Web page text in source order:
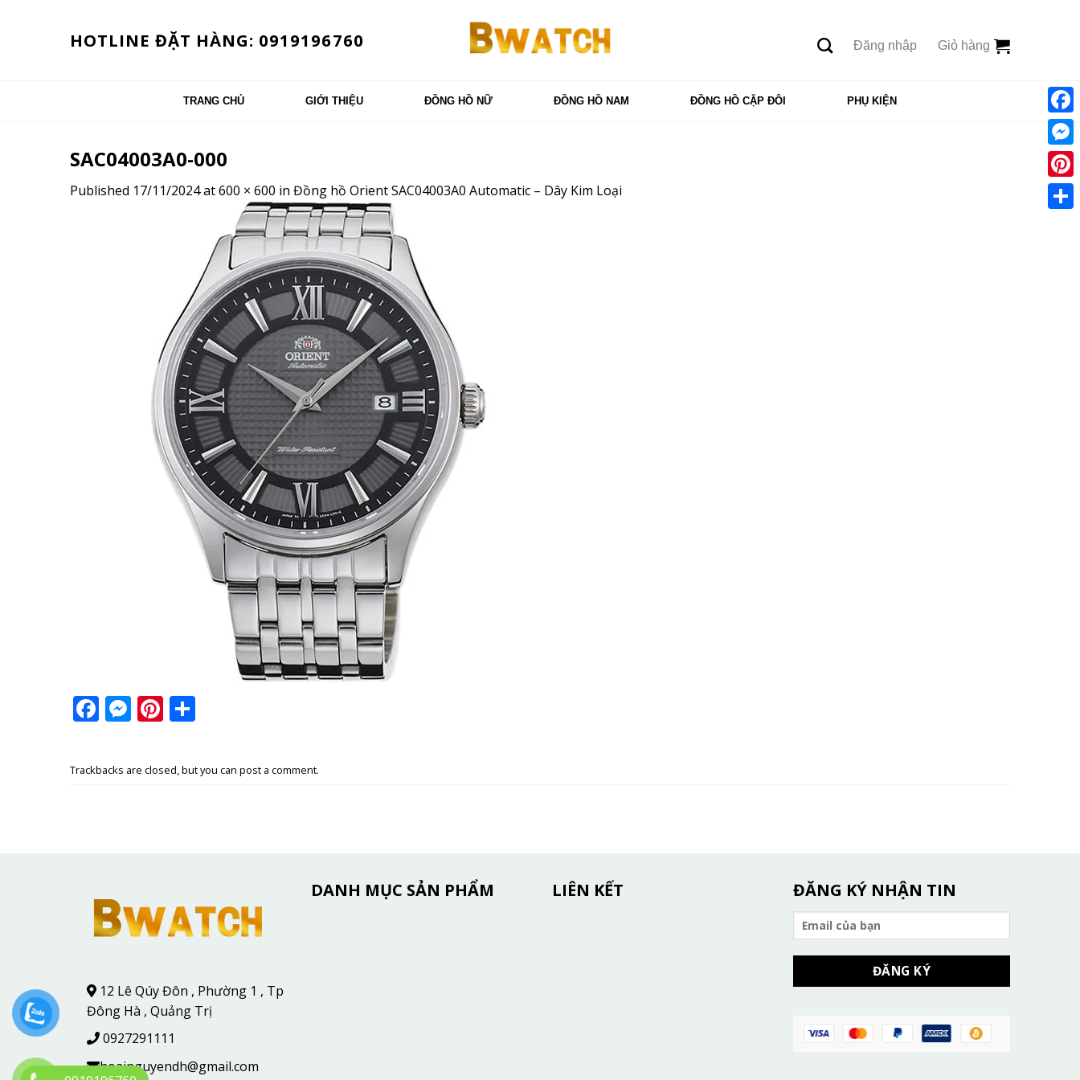
HOTLINE ĐẶT HÀNG: 0919196760 Đăng nhập Giỏ hàng
TRANG CHỦ GIỚI THIỆU ĐỒNG HỒ NỮ ĐỒNG HỒ NAM ĐỒNG HỒ CẶP ĐÔI PHỤ KIỆN
SAC04003A0-000
Published 17/11/2024at600 × 600 in Đồng hồ Orient SAC04003A0 Automatic – Dây Kim Loại
Facebook
Messenger
Pinterest
Trackbacks are closed, but you can post a comment.
12 Lê Qúy Đôn , Phường 1 , Tp
Đông Hà , Quảng Trị
0927291111
hoainguyendh@gmail.com
DANH MỤC SẢN PHẨM LIÊN KẾT ĐĂNG KÝ NHẬN TIN